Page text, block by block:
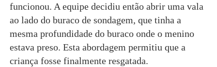
funcionou. A equipe decidiu então abrir uma vala
ao lado do buraco de sondagem, que tinha a
mesma profundidade do buraco onde o menino
estava preso. Esta abordagem permitiu que a
criança fosse finalmente resgatada.